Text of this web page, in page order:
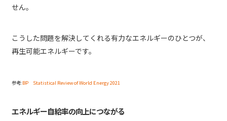
せん。
こうした問題を解決してくれる有力なエネルギーのひとつが、
再生可能エネルギーです。
参考:BP Statistical Review of World Energy 2021
エネルギー自給率の向上につながる